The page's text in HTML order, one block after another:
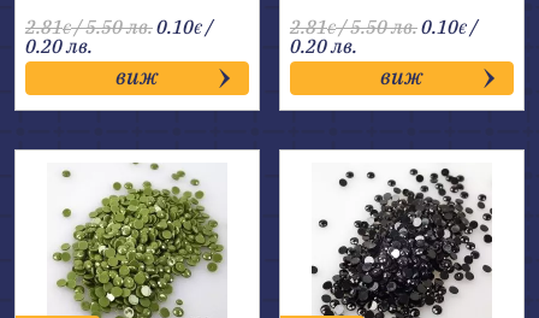
2.81€/ 5.50 лв.0.10€ /
0.20 лв.
виж
2.81€/ 5.50 лв.0.10€ /
0.20 лв.
виж